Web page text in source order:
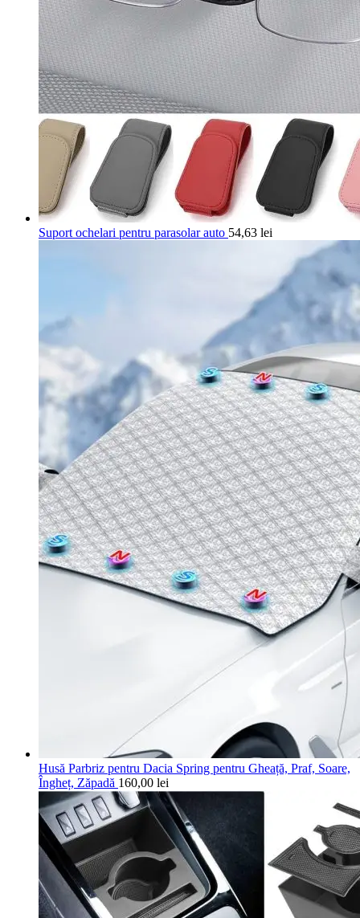
Suport ochelari pentru parasolar auto 54,63 lei
Husă Parbriz pentru Dacia Spring pentru Gheață, Praf, Soare,
Îngheț, Zăpadă 160,00 lei